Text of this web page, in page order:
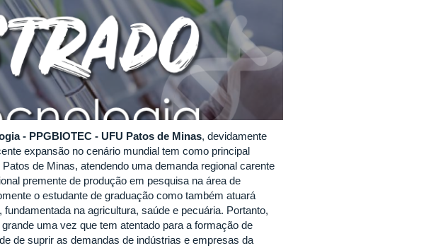
- PPGBIOTEC - UFU Patos de Minas, devidamente
expansão no cenário mundial tem como principal
de Minas, atendendo uma demanda regional carente
premente de produção em pesquisa na área de
o estudante de graduação como também atuará
na agricultura, saúde e pecuária. Portanto,
uma vez que tem atentado para a formação de
de suprir as demandas de indústrias e empresas da